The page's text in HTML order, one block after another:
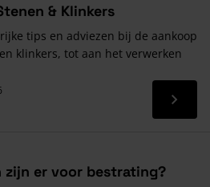
& Klinkers
tips en adviezen bij de aankoop
klinkers, tot aan het verwerken
Lees
zijn er voor bestrating?